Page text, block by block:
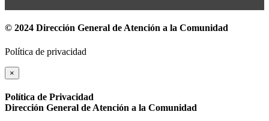
© 2024 Dirección General de Atención a la Comunidad
Política de privacidad
×
Política de Privacidad
Dirección General de Atención a la Comunidad